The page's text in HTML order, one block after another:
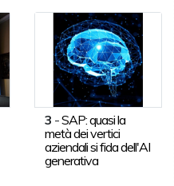
3 -SAP: quasi la
metà dei vertici
aziendali si fida dell'AI
generativa